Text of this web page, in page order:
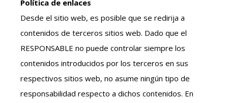
Política de enlaces
Desde el sitio web, es posible que se redirija a
contenidos de terceros sitios web. Dado que el
RESPONSABLE no puede controlar siempre los
contenidos introducidos por los terceros en sus
respectivos sitios web, no asume ningún tipo de
responsabilidad respecto a dichos contenidos. En